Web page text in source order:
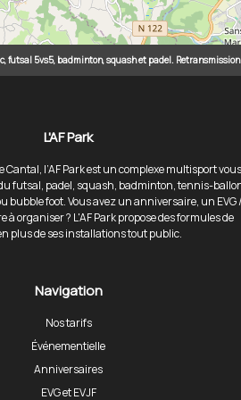
futsal 5vs5, badminton, squash et padel.
L'AF Park
Cantal, l’AF Park est un complexe multisport
futsal, padel, squash, badminton, tennis-
bubble foot. Vous avez un anniversaire, un EVG
à organiser ? L'AF Park propose des formules de
plus de ses installations tout public.
Navigation
Nos tarifs
Événementielle
Anniversaires
EVG et EVJF